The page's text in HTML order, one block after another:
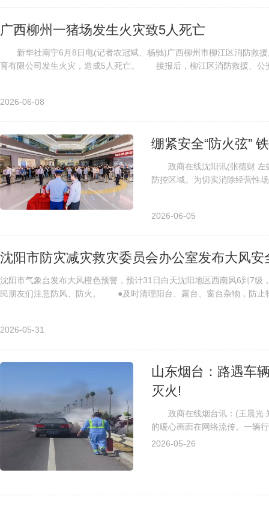
广西柳州一猪场发生火灾致5人死亡
新华社南宁6月8日电(记者农冠斌、杨驰)广西柳州市柳江区消防救
育有限公司发生火灾，造成5人死亡。 接报后，柳江区消防救援、公
2026-06-08
绷紧安全“防火弦”
政商在线沈阳讯(张德财 左
防控区域。为切实消除经营性
2026-06-05
沈阳市防灾减灾救灾委员会办公室发布大风安
沈阳市气象台发布大风橙色预警，预计31日白天沈阳地区西南风6到
民朋友们注意防风、防火。 ●及时清理阳台、露台、窗台杂物，防
2026-05-31
山东烟台：路遇车
灭火!
政商在线烟台讯：(王晨光
的暖心画面在网络流传。一辆
发。危急时刻，烟台德华物流
2026-05-26